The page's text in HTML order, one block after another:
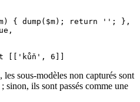
, les sous-modèles non capturés sont
; sinon, ils sont passés comme une